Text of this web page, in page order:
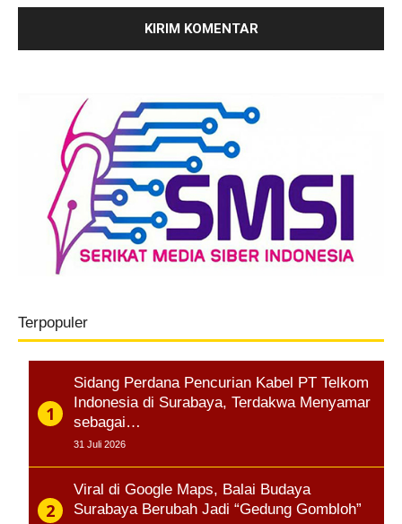
Terpopuler
Sidang Perdana Pencurian Kabel PT Telkom
Indonesia di Surabaya, Terdakwa Menyamar
sebagai…
31 Juli 2026
Viral di Google Maps, Balai Budaya
Surabaya Berubah Jadi “Gedung Gombloh”